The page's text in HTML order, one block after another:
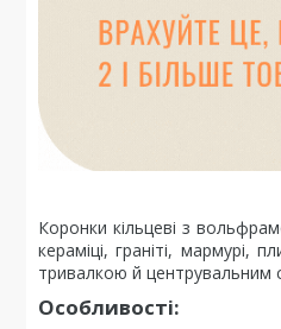
Коронки кільцеві з
кераміці, граніті, мармурі,
тривалкою й центрувальним
Особливості: